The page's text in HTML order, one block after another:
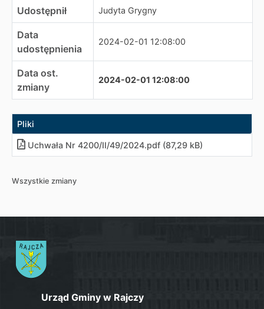
Udostępnił Judyta Grygny
Data
udostępnienia
2024-02-01 12:08:00
Data ost.
zmiany
2024-02-01 12:08:00
Pliki
Uchwała Nr 4200/II/49/2024.pdf (87,29 kB)
Wszystkie zmiany
Urząd Gminy w Rajczy